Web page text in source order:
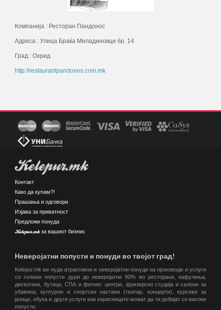
Компанија : Ресторан Пандонос
Адреса : Улица Браќа Миладиновци бр. 14
Град : Охрид
http://restaurantpandonos.com.mk
Kelepur.mk
Контакт
Како да купам?!
Прашања и одговори
Изјава за приватност
Предложи понуда
Kelepur.mk за вашиот бизнис
Неверојатни попусти и понуди во твојот град!
Kelepur.mk ви нуди атрактивни и неверојатни понуди на производи и услуги
со големи попусти дури до неверојатни 90% во ресторани, кафулиња,
дискотеки, бутици, СПА и фитнес центри, фризерски студија и салони за
убавина, културни и спортски настани (театар, концерти), курсеви за
јазици, обука и други услуги кои корисниците можат да ги добијат со високи
попусти.